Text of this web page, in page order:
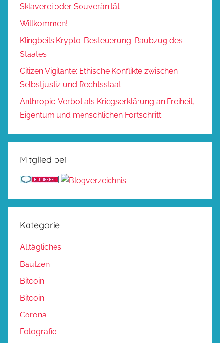
Sklaverei oder Souveränität
Willkommen!
Klingbeils Krypto-Besteuerung: Raubzug des
Staates
Citizen Vigilante: Ethische Konflikte zwischen
Selbstjustiz und Rechtsstaat
Anthropic-Verbot als Kriegserklärung an Freiheit,
Eigentum und menschlichen Fortschritt
Mitglied bei
Kategorie
Alltägliches
Bautzen
Bitcoin
Bitcoin
Corona
Fotografie